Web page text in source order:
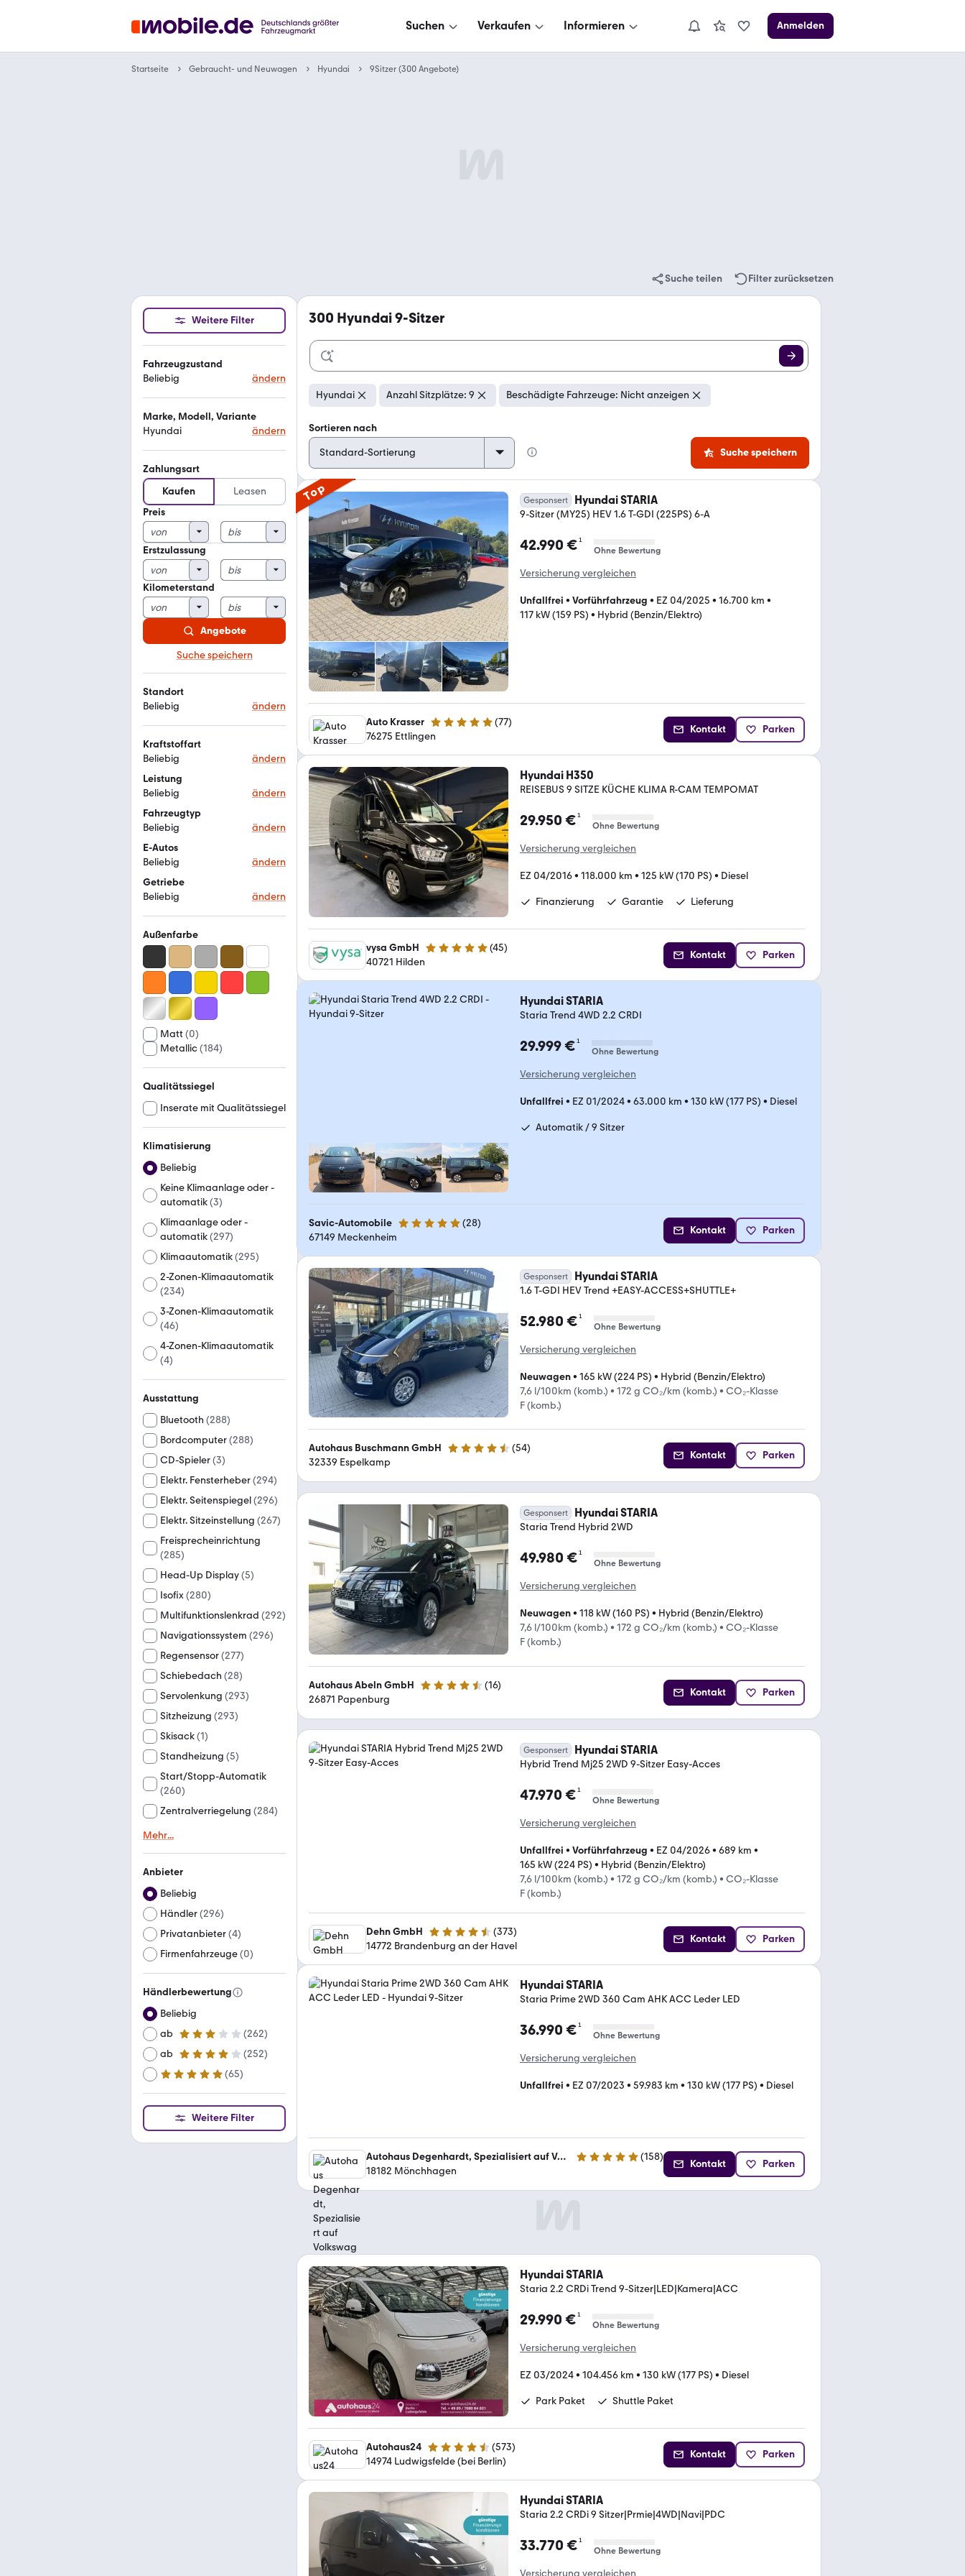
Suchen Verkaufen Informieren Anmelden
Startseite Gebraucht- und Neuwagen Hyundai 9Sitzer (300 Angebote)
Suche teilen Filter zurücksetzen
Weitere Filter
Fahrzeugzustand
Beliebig
ändern
Marke, Modell, Variante
Hyundai
ändern
Zahlungsart
Kaufen
Leasen
Preis
Erstzulassung
Kilometerstand
Angebote
Suche speichern
Standort
Beliebig
ändern
Kraftstoffart
Beliebig
ändern
Leistung
Beliebig
ändern
Fahrzeugtyp
Beliebig
ändern
E-Autos
Beliebig
ändern
Getriebe
Beliebig
ändern
Außenfarbe
Matt (0)
Metallic(184)
Qualitätssiegel
Inserate mit Qualitätssiegel
Klimatisierung
Beliebig
Keine Klimaanlage oder -
automatik(3)
Klimaanlage oder -
automatik(297)
Klimaautomatik(295)
2-Zonen-Klimaautomatik
(234)
3-Zonen-Klimaautomatik
(46)
4-Zonen-Klimaautomatik
(4)
Ausstattung
Bluetooth (288)
Bordcomputer(288)
CD-Spieler(3)
Elektr. Fensterheber(294)
Elektr. Seitenspiegel(296)
Elektr. Sitzeinstellung (267)
Freisprecheinrichtung
(285)
Head-Up Display(5)
Isofix(280)
Multifunktionslenkrad (292)
Navigationssystem (296)
Regensensor(277)
Schiebedach (28)
Servolenkung (293)
Sitzheizung (293)
Skisack(1)
Standheizung (5)
Start/Stopp-Automatik
(260)
Zentralverriegelung (284)
Mehr...
Anbieter
Beliebig
Händler(296)
Privatanbieter(4)
Firmenfahrzeuge(0)
Händlerbewertung
Beliebig
ab
3 Sterne (262)
ab
4 Sterne (252)
ab
5 Sterne (65)
Weitere Filter
300 Hyundai 9-Sitzer
Hyundai Anzahl Sitzplätze: 9 Beschädigte Fahrzeuge: Nicht anzeigen
Sortieren nach
Suche speichern
Top Gesponsert Hyundai STARIA
9-Sitzer (MY25) HEV 1.6 T-GDI (225PS) 6-A
42.990 €¹
Ohne Bewertung
Versicherung vergleichen
Unfallfrei • Vorführfahrzeug • EZ 04/2025 • 16.700 km •
117 kW (159 PS) • Hybrid (Benzin/Elektro)
Auto Krasser 4.8 Sterne (77)
76275 Ettlingen
Kontakt Parken
Hyundai H350
REISEBUS 9 SITZE KÜCHE KLIMA R-CAM TEMPOMAT
29.950 €¹
Ohne Bewertung
Versicherung vergleichen
EZ 04/2016• 118.000 km • 125 kW (170 PS) • Diesel
Finanzierung Garantie Lieferung
vysa GmbH 4.9 Sterne (45)
40721 Hilden
Kontakt Parken
Hyundai STARIA
Staria Trend 4WD 2.2 CRDI
29.999 €¹
Ohne Bewertung
Versicherung vergleichen
Unfallfrei • EZ 01/2024• 63.000 km • 130 kW (177 PS) • Diesel
Automatik / 9 Sitzer
Savic-Automobile 4.8 Sterne (28)
67149 Meckenheim
Kontakt Parken
Gesponsert Hyundai STARIA
1.6 T-GDI HEV Trend +EASY-ACCESS+SHUTTLE+
52.980 €¹
Ohne Bewertung
Versicherung vergleichen
Neuwagen• 165 kW (224 PS) • Hybrid (Benzin/Elektro)
7,6 l/100km (komb.) • 172 g CO₂/km (komb.) • CO₂-Klasse
F (komb.)
Autohaus Buschmann GmbH 4.6 Sterne (54)
32339 Espelkamp
Kontakt Parken
Gesponsert Hyundai STARIA
Staria Trend Hybrid 2WD
49.980 €¹
Ohne Bewertung
Versicherung vergleichen
Neuwagen• 118 kW (160 PS) • Hybrid (Benzin/Elektro)
7,6 l/100km (komb.) • 172 g CO₂/km (komb.) • CO₂-Klasse
F (komb.)
Autohaus Abeln GmbH 4.5 Sterne (16)
26871 Papenburg
Kontakt Parken
Gesponsert Hyundai STARIA
Hybrid Trend Mj25 2WD 9-Sitzer Easy-Acces
47.970 €¹
Ohne Bewertung
Versicherung vergleichen
Unfallfrei • Vorführfahrzeug • EZ 04/2026• 689 km •
165 kW (224 PS) • Hybrid (Benzin/Elektro)
7,6 l/100km (komb.) • 172 g CO₂/km (komb.) • CO₂-Klasse
F (komb.)
Dehn GmbH 4.7 Sterne (373)
14772 Brandenburg an der Havel
Kontakt Parken
Hyundai STARIA
Staria Prime 2WD 360 Cam AHK ACC Leder LED
36.990 €¹
Ohne Bewertung
Versicherung vergleichen
Unfallfrei • EZ 07/2023 • 59.983 km • 130 kW (177 PS) • Diesel
Autohaus Degenhardt, Spezialisiert auf Volkswagen und Nissan 4.8 Sterne (158)
18182 Mönchhagen
Kontakt Parken
Hyundai STARIA
Staria 2.2 CRDi Trend 9-Sitzer|LED|Kamera|ACC
29.990 €¹
Ohne Bewertung
Versicherung vergleichen
EZ 03/2024• 104.456 km • 130 kW (177 PS) • Diesel
Park Paket Shuttle Paket
Autohaus24 4.3 Sterne (573)
14974 Ludwigsfelde (bei Berlin)
Kontakt Parken
Hyundai STARIA
Staria 2.2 CRDi 9 Sitzer|Prmie|4WD|Navi|PDC
33.770 €¹
Ohne Bewertung
Versicherung vergleichen